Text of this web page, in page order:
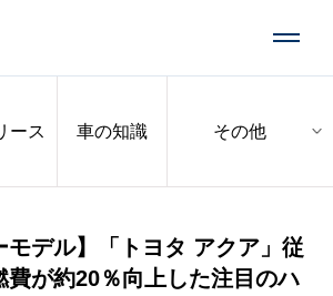
ース 車の知識
モデル】「トヨタ アクア」従
費が約20％向上した注目のハ